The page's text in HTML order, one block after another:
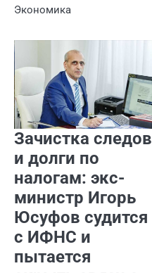
Экономика
Зачистка следов
и долги по
налогам: экс-
министр Игорь
Юсуфов судится
с ИФНС и
пытается